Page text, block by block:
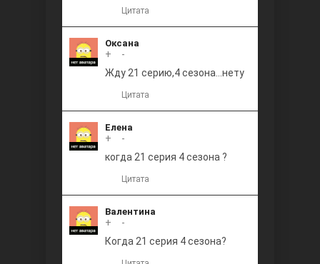
Цитата
Оксана
+
-
Жду 21 серию,4 сезона...нету
Цитата
Елена
+
-
когда 21 серия 4 сезона ?
Цитата
Валентина
+
-
Когда 21 серия 4 сезона?